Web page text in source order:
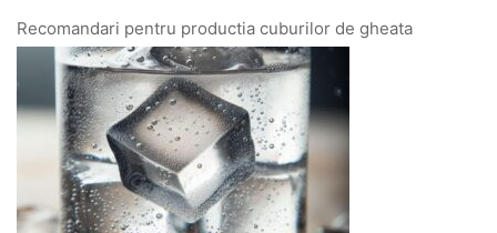
Recomandari pentru productia cuburilor de gheata